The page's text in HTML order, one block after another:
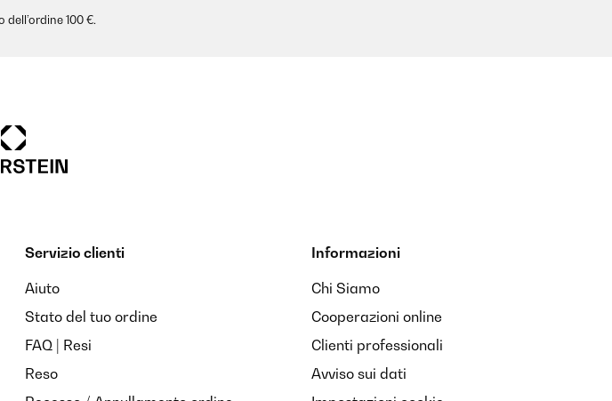
100 €.
Servizio clienti
Aiuto
Stato del tuo ordine
FAQ | Resi
Reso
Informazioni
Chi Siamo
Cooperazioni online
Clienti professionali
Avviso sui dati